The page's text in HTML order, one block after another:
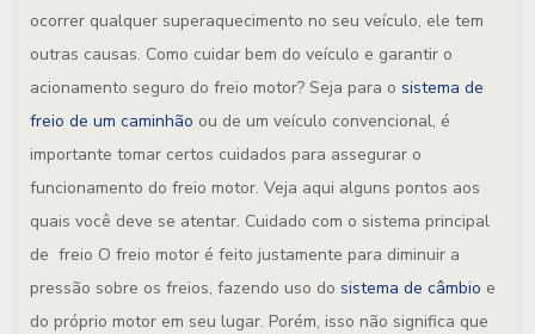
ocorrer qualquer superaquecimento no seu veículo, ele tem
outras causas. Como cuidar bem do veículo e garantir o
acionamento seguro do freio motor? Seja para o sistema de
freio de um caminhão ou de um veículo convencional, é
importante tomar certos cuidados para assegurar o
funcionamento do freio motor. Veja aqui alguns pontos aos
quais você deve se atentar. Cuidado com o sistema principal
de freio O freio motor é feito justamente para diminuir a
pressão sobre os freios, fazendo uso do sistema de câmbio e
do próprio motor em seu lugar. Porém, isso não significa que